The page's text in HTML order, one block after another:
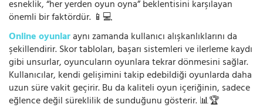
esneklik, “her yerden oyun oyna” beklentisini karşılayan
önemli bir faktördür. 📱💻
Online oyunlaraynı zamanda kullanıcı alışkanlıklarını da
şekillendirir. Skor tabloları, başarı sistemleri ve ilerleme kaydı
gibi unsurlar, oyuncuların oyunlara tekrar dönmesini sağlar.
Kullanıcılar, kendi gelişimini takip edebildiği oyunlarda daha
uzun süre vakit geçirir. Bu da kaliteli oyun içeriğinin, sadece
eğlence değil süreklilik de sunduğunu gösterir. 📊🏆